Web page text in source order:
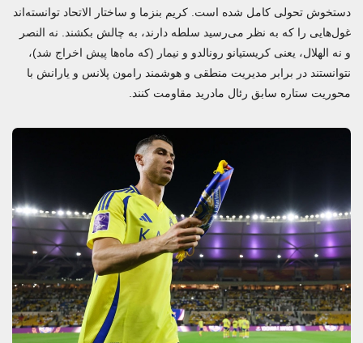
دستخوش تحولی کامل شده است. کریم بنزما و ساختار الاتحاد توانسته‌اند
غول‌هایی را که به نظر می‌رسید سلطه دارند، به چالش بکشند. نه النصر
و نه الهلال، یعنی کریستیانو رونالدو و نیمار (که ماه‌ها پیش اخراج شد)،
نتوانستند در برابر مدیریت منطقی و هوشمند رامون پلانس و یارانش با
محوریت ستاره سابق رئال مادرید مقاومت کنند.